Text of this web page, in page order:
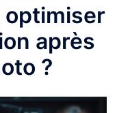
après
?